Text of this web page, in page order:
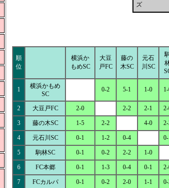
ズ
順
位
横浜か
もめSC
大豆
戸FC
藤の
木SC
元石
川SC
1
横浜かもめ
SC
0-2 5-1 1-0
2 大豆戸FC 2-0 2-2 2-1
3 藤の木SC 1-5 2-2 4-0
4 元石川SC 0-1 1-2 0-4
5 駒林SC 0-1 0-2 2-2 1-0
6 FC本郷 0-1 1-3 0-4 0-1
7 FCカルパ 0-1 0-2 2-0 1-1